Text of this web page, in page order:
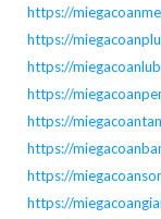
https://
https://
https://
https://
https://
https://
https://
https://